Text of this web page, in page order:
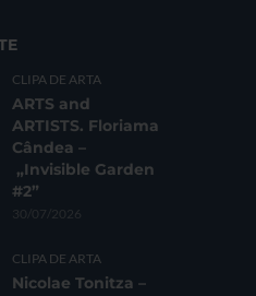
CLIPA DE ARTA
ARTS and
ARTISTS. Floriama
Cândea –
„Invisible Garden
#2”
30/07/2026
CLIPA DE ARTA
Nicolae Tonitza –